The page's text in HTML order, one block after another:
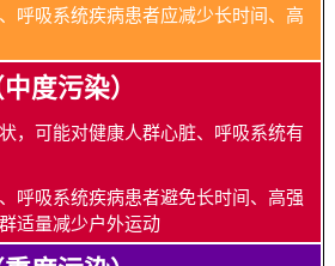
呼吸系统疾病患者应减少长时间、高
度污染）
，可能对健康人群心脏、呼吸系统有
呼吸系统疾病患者避免长时间、高强
适量减少户外运动